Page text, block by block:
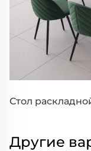
Стол
Другие